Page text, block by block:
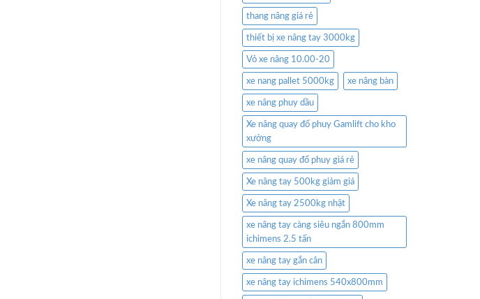
thang nâng giá rẻ
thiết bị xe nâng tay 3000kg
Vỏ xe nâng 10.00-20
xe nang pallet 5000kg xe nâng bàn
xe nâng phuy dầu
Xe nâng quay đổ phuy Gamlift cho kho
xưởng
xe nâng quay đổ phuy giá rẻ
Xe nâng tay 500kg giảm giá
Xe nâng tay 2500kg nhật
xe nâng tay càng siêu ngắn 800mm
ichimens 2.5 tấn
xe nâng tay gắn cân
xe nâng tay ichimens 540x800mm